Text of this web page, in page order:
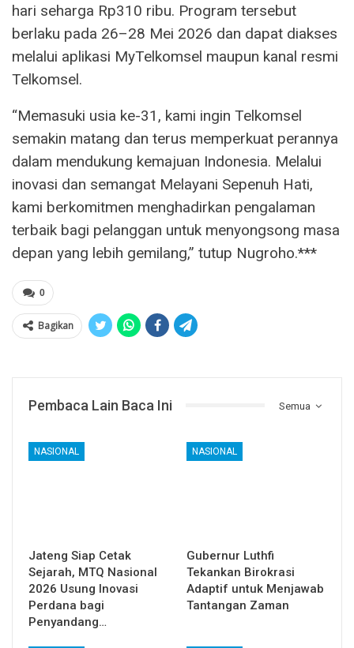
hari seharga Rp310 ribu. Program tersebut
berlaku pada 26–28 Mei 2026 dan dapat diakses
melalui aplikasi MyTelkomsel maupun kanal resmi
Telkomsel.
“Memasuki usia ke-31, kami ingin Telkomsel
semakin matang dan terus memperkuat perannya
dalam mendukung kemajuan Indonesia. Melalui
inovasi dan semangat Melayani Sepenuh Hati,
kami berkomitmen menghadirkan pengalaman
terbaik bagi pelanggan untuk menyongsong masa
depan yang lebih gemilang,” tutup Nugroho.***
0
Bagikan
Semua
Pembaca Lain Baca Ini
NASIONAL
Jateng Siap Cetak
Sejarah, MTQ Nasional
2026 Usung Inovasi
Perdana bagi
Penyandang…
NASIONAL
Gubernur Luthfi
Tekankan Birokrasi
Adaptif untuk Menjawab
Tantangan Zaman